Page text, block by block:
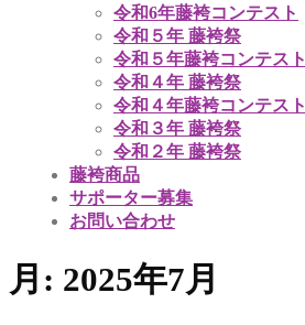
令和6年藤袴コンテスト
令和５年 藤袴祭
令和５年藤袴コンテスト
令和４年 藤袴祭
令和４年藤袴コンテスト
令和３年 藤袴祭
令和２年 藤袴祭
藤袴商品
サポーター募集
お問い合わせ
月: 2025年7月